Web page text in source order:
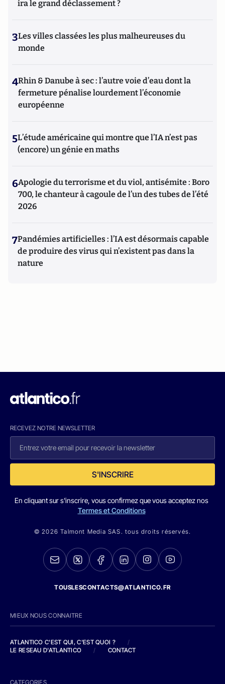
ira le grand déclassement ?
3Les villes classées les plus malheureuses du
monde
4Rhin & Danube à sec : l’autre voie d’eau dont la
fermeture pénalise lourdement l’économie
européenne
5L’étude américaine qui montre que l’IA n’est pas
(encore) un génie en maths
6Apologie du terrorisme et du viol, antisémite : Boro
700, le chanteur à cagoule de l’un des tubes de l’été
2026
7Pandémies artificielles : l’IA est désormais capable
de produire des virus qui n’existent pas dans la
nature
RECEVEZ NOTRE NEWSLETTER
S'INSCRIRE
En cliquant sur s'inscrire, vous confirmez que vous acceptez nos
Termes et Conditions
© 2026 Talmont Media SAS. tous droits réservés.
TOUSLESCONTACTS@ATLANTICO.FR
MIEUX NOUS CONNAITRE
ATLANTICO C'EST QUI, C'EST QUOI ?
/
LE RESEAU D'ATLANTICO
/ CONTACT
CATEGORIES